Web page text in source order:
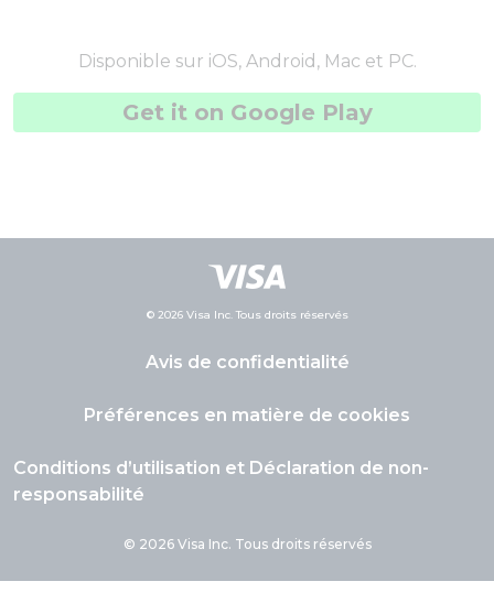
Disponible sur iOS, Android, Mac et PC.
Get it on Google Play
© 2026 Visa Inc. Tous droits réservés
Avis de confidentialité
Préférences en matière de cookies
Conditions d’utilisation et Déclaration de non-
responsabilité
© 2026 Visa Inc. Tous droits réservés